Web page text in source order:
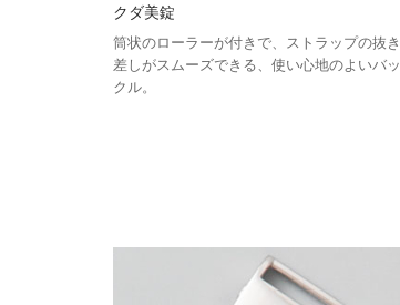
クダ美錠
筒状のローラーが付きで、ストラップの抜き
差しがスムーズできる、使い心地のよいバッ
クル。